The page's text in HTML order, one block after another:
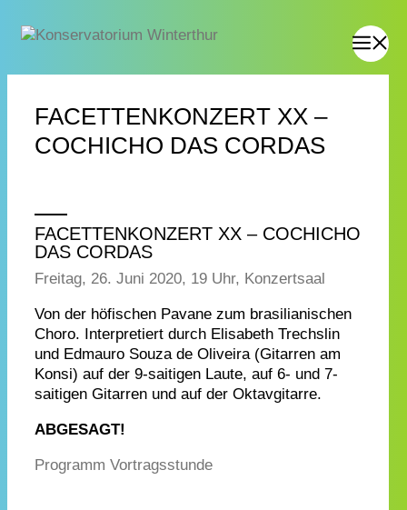
FACETTENKONZERT XX –
COCHICHO DAS CORDAS
FACETTENKONZERT XX – COCHICHO
DAS CORDAS
Freitag, 26. Juni 2020, 19 Uhr, Konzertsaal
Von der höfischen Pavane zum brasilianischen
Choro. Interpretiert durch Elisabeth Trechslin
und Edmauro Souza de Oliveira (Gitarren am
Konsi) auf der 9-saitigen Laute, auf 6- und 7-
saitigen Gitarren und auf der Oktavgitarre.
ABGESAGT!
Programm Vortragsstunde